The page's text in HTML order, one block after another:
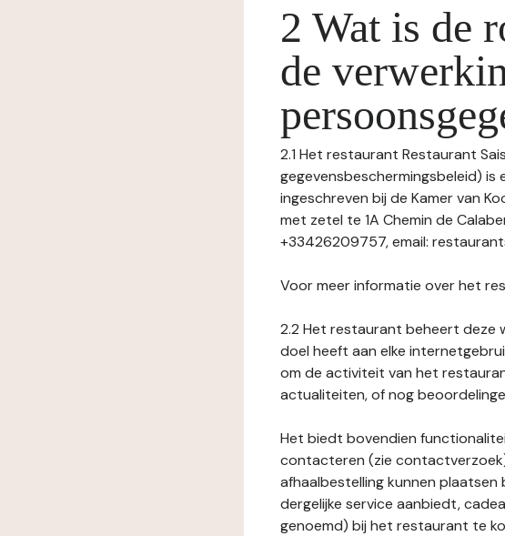
2 Wat is de
de
2.1 Het restaurant Restaurant
gegevensbeschermingsbeleid)
ingeschreven bij de Kamer van
met zetel te 1A Chemin de
+33426209757, email:
Voor meer informatie over het
2.2 Het restaurant beheert deze
doel heeft aan elke
om de activiteit van het
actualiteiten, of nog
Het biedt bovendien
contacteren (zie
afhaalbestelling kunnen
dergelijke service aanbiedt,
genoemd) bij het restaurant te